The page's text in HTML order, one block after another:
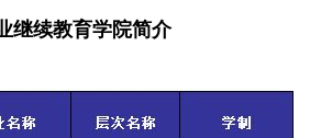
继续教育学院简介